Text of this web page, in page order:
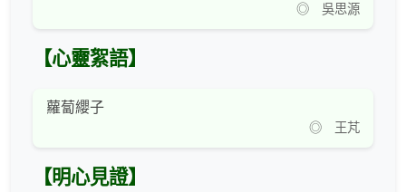
◎ 吳思源
【心靈絮語】
蘿蔔纓子
◎ 王芃
【明心見證】